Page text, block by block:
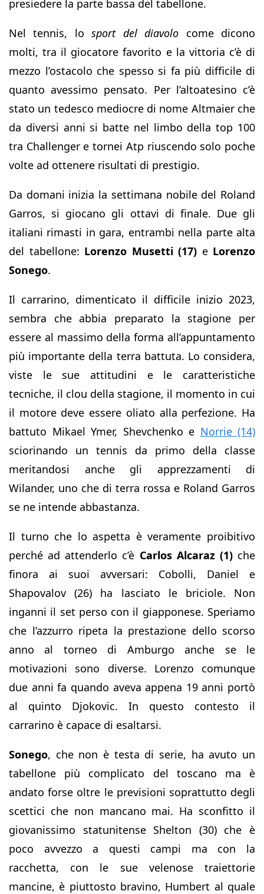
presiedere la parte bassa del tabellone.
Nel tennis, losport del diavolo come dicono
molti, tra il giocatore favorito e la vittoria c’è di
mezzo l’ostacolo che spesso si fa più difficile di
quanto avessimo pensato. Per l’altoatesino c’è
stato un tedesco mediocre di nome Altmaier che
da diversi anni si batte nel limbo della top 100
tra Challenger e tornei Atp riuscendo solo poche
volte ad ottenere risultati di prestigio.
Da domani inizia la settimana nobile del Roland
Garros, si giocano gli ottavi di finale. Due gli
italiani rimasti in gara, entrambi nella parte alta
del tabellone: Lorenzo Musetti (17) e Lorenzo
Sonego.
Il carrarino, dimenticato il difficile inizio 2023,
sembra che abbia preparato la stagione per
essere al massimo della forma all’appuntamento
più importante della terra battuta. Lo considera,
viste le sue attitudini e le caratteristiche
tecniche, il clou della stagione, il momento in cui
il motore deve essere oliato alla perfezione. Ha
battuto Mikael Ymer, Shevchenko e Norrie (14)
sciorinando un tennis da primo della classe
meritandosi anche gli apprezzamenti di
Wilander, uno che di terra rossa e Roland Garros
se ne intende abbastanza.
Il turno che lo aspetta è veramente proibitivo
perché ad attenderlo c’è Carlos Alcaraz (1) che
finora ai suoi avversari: Cobolli, Daniel e
Shapovalov (26) ha lasciato le briciole. Non
inganni il set perso con il giapponese. Speriamo
che l’azzurro ripeta la prestazione dello scorso
anno al torneo di Amburgo anche se le
motivazioni sono diverse. Lorenzo comunque
due anni fa quando aveva appena 19 anni portò
al quinto Djokovic. In questo contesto il
carrarino è capace di esaltarsi.
Sonego, che non è testa di serie, ha avuto un
tabellone più complicato del toscano ma è
andato forse oltre le previsioni soprattutto degli
scettici che non mancano mai. Ha sconfitto il
giovanissimo statunitense Shelton (30) che è
poco avvezzo a questi campi ma con la
racchetta, con le sue velenose traiettorie
mancine, è piuttosto bravino, Humbert al quale